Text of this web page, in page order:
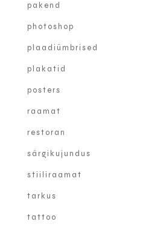
pakend
photoshop
plaadiümbrised
plakatid
posters
raamat
restoran
särgikujundus
stiiliraamat
tarkus
tattoo